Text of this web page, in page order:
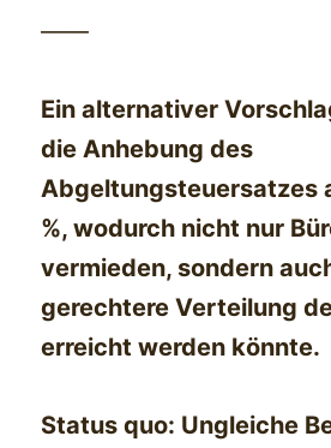
——
Ein alternativer
die Anhebung des
Abgeltungsteuersatzes
%, wodurch nicht nur
vermieden, sondern
gerechtere Verteilung
erreicht werden könnte.
Status quo: Ungleiche